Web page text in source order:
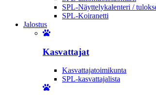
SPL-Näyttelykalenteri /
SPL-Koiranetti
Jalostus
Kasvattajat
Kasvattajatoimikunta
SPL-kasvattajalista